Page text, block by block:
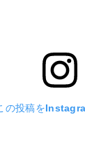
の投稿を